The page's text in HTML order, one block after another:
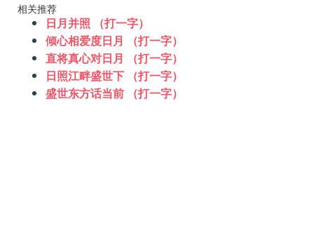
相关推荐
日月并照 （打一字）
倾心相爱度日月 （打一字）
直将真心对日月 （打一字）
日照江畔盛世下 （打一字）
盛世东方话当前 （打一字）